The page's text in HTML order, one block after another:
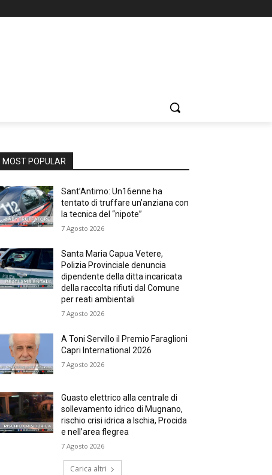
MOST POPULAR
Sant’Antimo: Un16enne ha
tentato di truffare un’anziana con
la tecnica del “nipote”
7 Agosto 2026
Santa Maria Capua Vetere,
Polizia Provinciale denuncia
dipendente della ditta incaricata
della raccolta rifiuti dal Comune
per reati ambientali
7 Agosto 2026
A Toni Servillo il Premio Faraglioni
Capri International 2026
7 Agosto 2026
Guasto elettrico alla centrale di
sollevamento idrico di Mugnano,
rischio crisi idrica a Ischia, Procida
e nell’area flegrea
7 Agosto 2026
Carica altri